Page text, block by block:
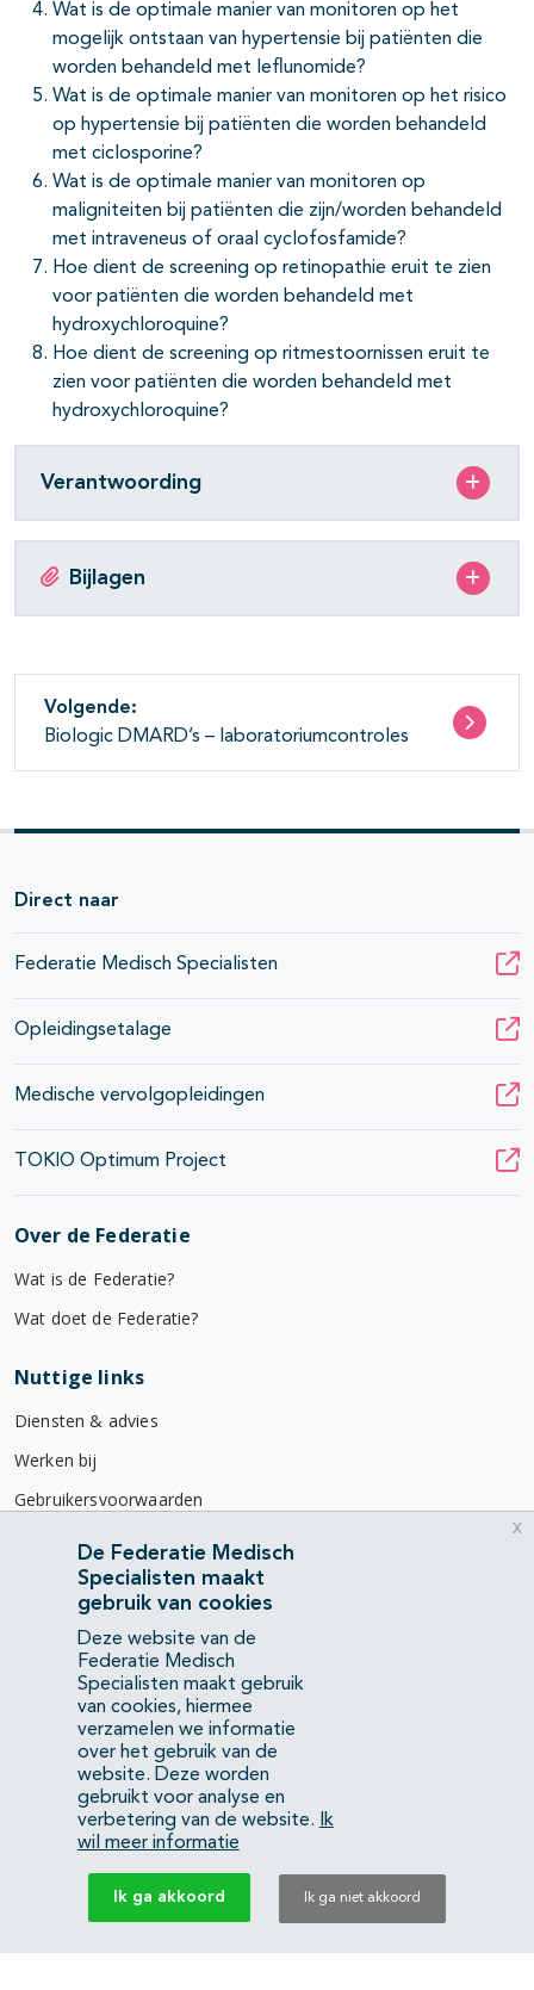
Wat is de optimale manier van monitoren op het
mogelijk ontstaan van hypertensie bij patiënten die
worden behandeld met leflunomide?
Wat is de optimale manier van monitoren op het risico
op hypertensie bij patiënten die worden behandeld
met ciclosporine?
Wat is de optimale manier van monitoren op
maligniteiten bij patiënten die zijn/worden behandeld
met intraveneus of oraal cyclofosfamide?
Hoe dient de screening op retinopathie eruit te zien
voor patiënten die worden behandeld met
hydroxychloroquine?
Hoe dient de screening op ritmestoornissen eruit te
zien voor patiënten die worden behandeld met
hydroxychloroquine?
Verantwoording
Bijlagen
Volgende:
Biologic DMARD’s – laboratoriumcontroles
Direct naar
Federatie Medisch Specialisten
Opleidingsetalage
Medische vervolgopleidingen
TOKIO Optimum Project
Over de Federatie
Wat is de Federatie?
Wat doet de Federatie?
Nuttige links
Diensten & advies
Werken bij
Gebruikersvoorwaarden
Privacyverklaring
Contact
Mercatorlaan 1200
3528 BL Utrecht
(088) 505 34 34
info@richtlijnendatabase.nl
YouTubeLinkedIn
KvK Federatie Medisch Specialisten:40483480
Privacyverklaring
De Federatie Medisch
Specialisten maakt
gebruik van cookies
Deze website van de
Federatie Medisch
Specialisten maakt gebruik
van cookies, hiermee
verzamelen we informatie
over het gebruik van de
website. Deze worden
gebruikt voor analyse en
verbetering van de website.
Ik
wil meer informatie
Ik ga akkoord Ik ga niet akkoord
x